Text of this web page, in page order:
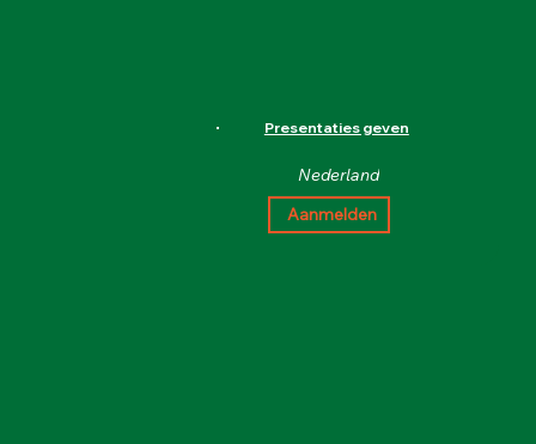
Presentaties geven
Nederland
Aanmelden